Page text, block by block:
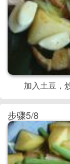
加入土豆，
步骤5/8